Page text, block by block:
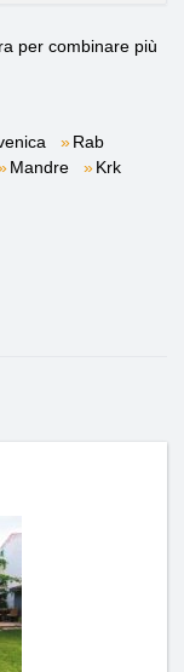
per combinare più
Rab
Mandre
Krk